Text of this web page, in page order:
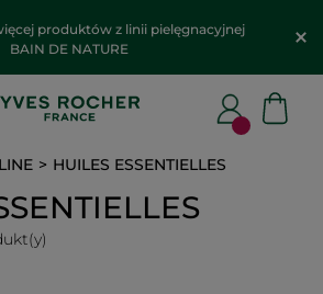
produktów z linii pielęgnacyjnej
BAIN DE NATURE
HUILES ESSENTIELLES